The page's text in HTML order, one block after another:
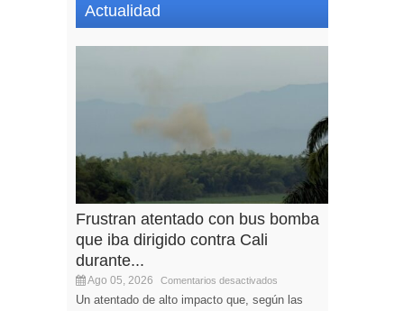
Actualidad
Frustran atentado con bus bomba
que iba dirigido contra Cali
durante...
Ago 05, 2026 Comentarios desactivados
Un atentado de alto impacto que, según las